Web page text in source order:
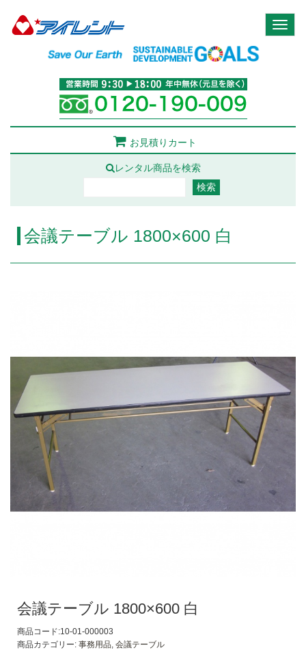
お見積りカート
レンタル商品を検索
会議テーブル 1800×600 白
会議テーブル 1800×600 白
商品コード:10-01-000003
商品カテゴリー: 事務用品 会議テーブル